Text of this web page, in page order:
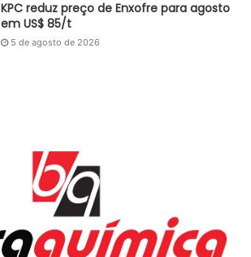
KPC reduz preço de Enxofre para agosto
em US$ 85/t
5 de agosto de 2026